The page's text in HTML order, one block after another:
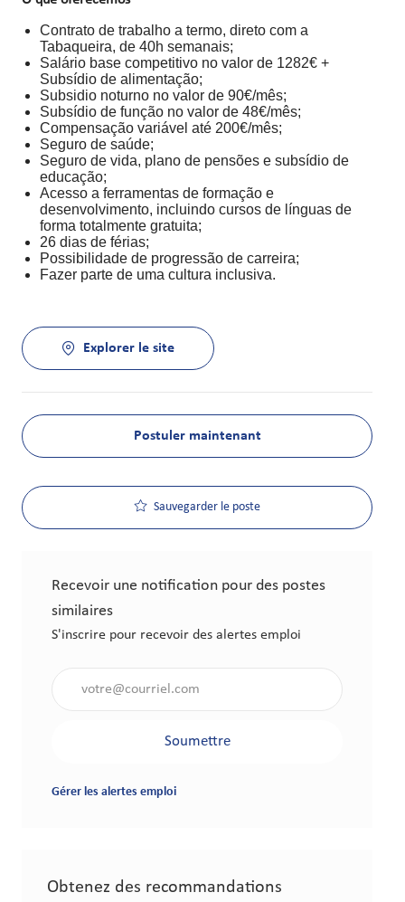
Contrato de trabalho a termo, direto com a
Tabaqueira, de 40h semanais;
Salário base competitivo no valor de 1282€ +
Subsídio de alimentação;
Subsidio noturno no valor de 90€/mês;
Subsídio de função no valor de 48€/mês;
Compensação variável até 200€/mês;
Seguro de saúde;
Seguro de vida, plano de pensões e subsídio de
educação;
Acesso a ferramentas de formação e
desenvolvimento, incluindo cursos de línguas de
forma totalmente gratuita;
26 dias de férias;
Possibilidade de progressão de carreira;
Fazer parte de uma cultura inclusiva.
Explorer le site
Postuler maintenant
Sauvegarder le poste
Recevoir une notification pour des postes
similaires
S'inscrire pour recevoir des alertes emploi
Soumettre
Gérer les alertes emploi
Obtenez des recommandations